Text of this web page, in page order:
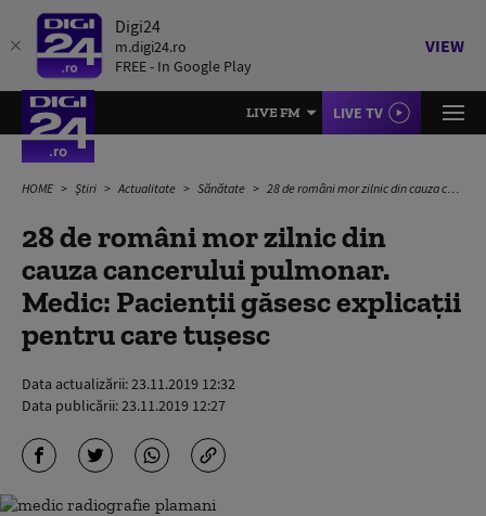
Digi24
m.digi24.ro
FREE - In Google Play
VIEW
LIVE FM LIVE TV
HOME Știri Actualitate Sănătate 28 de români mor zilnic din cauza cancerului pulmonar. Medic: Pacienții găsesc explicații pentru care tușesc
28 de români mor zilnic din
cauza cancerului pulmonar.
Medic: Pacienții găsesc explicații
pentru care tușesc
Data actualizării:23.11.2019 12:32
Data publicării:23.11.2019 12:27